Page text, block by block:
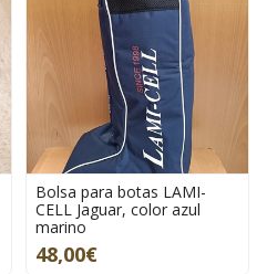
Bolsa para botas LAMI-
CELL Jaguar, color azul
marino
48,00€